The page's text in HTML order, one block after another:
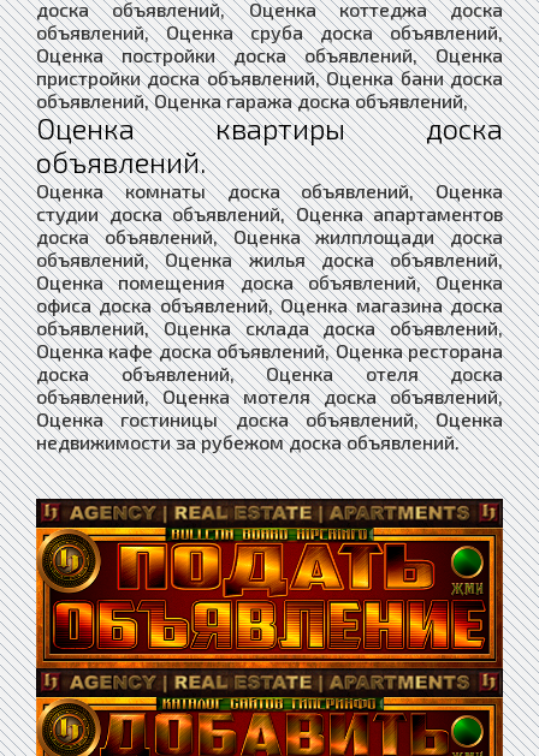
доска объявлений, Оценка коттеджа доска
объявлений, Оценка сруба доска объявлений,
Оценка постройки доска объявлений, Оценка
пристройки доска объявлений, Оценка бани доска
объявлений, Оценка гаража доска объявлений,
Оценка квартиры доска
объявлений.
Оценка комнаты доска объявлений, Оценка
студии доска объявлений, Оценка апартаментов
доска объявлений, Оценка жилплощади доска
объявлений, Оценка жилья доска объявлений,
Оценка помещения доска объявлений, Оценка
офиса доска объявлений, Оценка магазина доска
объявлений, Оценка склада доска объявлений,
Оценка кафе доска объявлений, Оценка ресторана
доска объявлений, Оценка отеля доска
объявлений, Оценка мотеля доска объявлений,
Оценка гостиницы доска объявлений, Оценка
недвижимости за рубежом доска объявлений.